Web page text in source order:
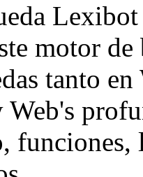
motor de
tanto